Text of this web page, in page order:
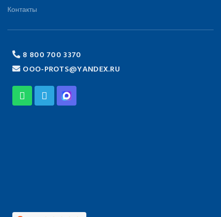
Контакты
8 800 700 3370
OOO-PROTS@YANDEX.RU